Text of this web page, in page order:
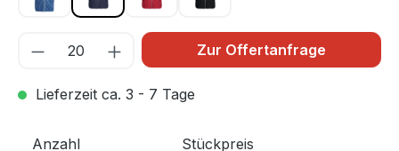
Zur Offertanfrage
Lieferzeit ca. 3 - 7 Tage
Anzahl Stückpreis